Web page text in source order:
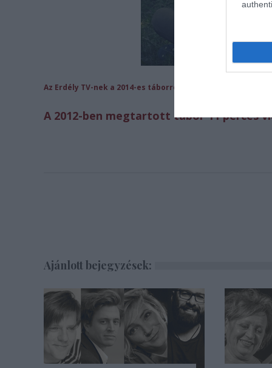
Az Erdély TV-nek a 2014-es táborról készített
A 2012-ben megtartott tábor 11 perces
Ajánlott bejegyzések: